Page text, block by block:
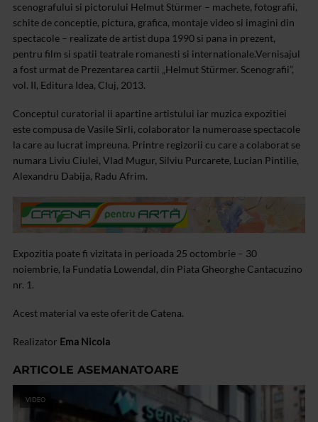
scenografului si pictorului Helmut Stürmer – machete, fotografii,
schite de conceptie, pictura, grafica, montaje video si imagini din
spectacole – realizate de artist dupa 1990 si pana in prezent,
pentru film si spatii teatrale romanesti si internationale.Vernisajul
a fost urmat de Prezentarea cartii „Helmut Stürmer. Scenografii”,
vol. II, Editura Idea, Cluj, 2013.
Conceptul curatorial ii apartine artistului iar muzica expozitiei
este compusa de Vasile Sirli, colaborator la numeroase spectacole
la care au lucrat impreuna. Printre regizorii cu care a colaborat se
numara Liviu Ciulei, Vlad Mugur, Silviu Purcarete, Lucian Pintilie,
Alexandru Dabija, Radu Afrim.
Expozitia poate fi vizitata in perioada 25 octombrie – 30
noiembrie, la Fundatia Lowendal, din Piata Gheorghe Cantacuzino
nr. 1.
Acest material va este oferit de Catena.
Realizator Ema Nicola
ARTICOLE ASEMANATOARE
VIDEO